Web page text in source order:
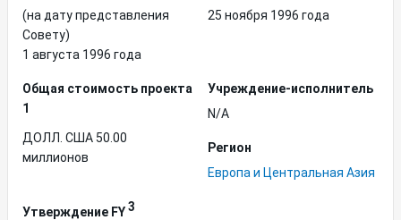
(на дату представления
Совету)
1 августа 1996 года
25 ноября 1996 года
Общая стоимость проекта
1
ДОЛЛ. США 50.00
миллионов
Учреждение-исполнитель
N/A
Регион
Европа и Центральная Азия
Утверждение FY3